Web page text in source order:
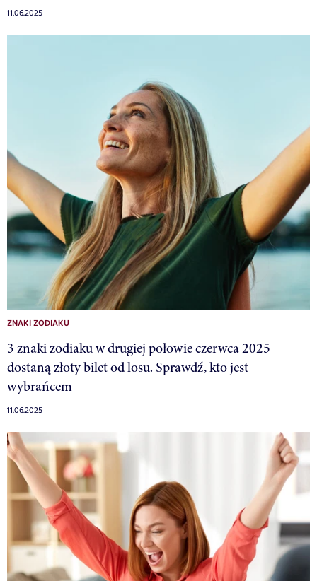
11.06.2025
ZNAKI ZODIAKU
3 znaki zodiaku w drugiej połowie czerwca 2025
dostaną złoty bilet od losu. Sprawdź, kto jest
wybrańcem
11.06.2025